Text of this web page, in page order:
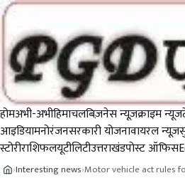
होमअभी-अभीहिमाचलबिज़नेस न्यूज़क्राइम न्यूज
आइडियामनोरंजनसरकारी योजनावायरल न्यूज़
स्टोरीराशिफलयूटीलिटीउत्तराखंडपोस्ट ऑफिस
›Interesting news›Motor vehicle act rules